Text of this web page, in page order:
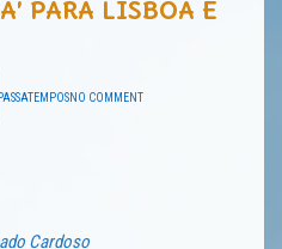
PARA LISBOA E
NO COMMENT
Cardoso